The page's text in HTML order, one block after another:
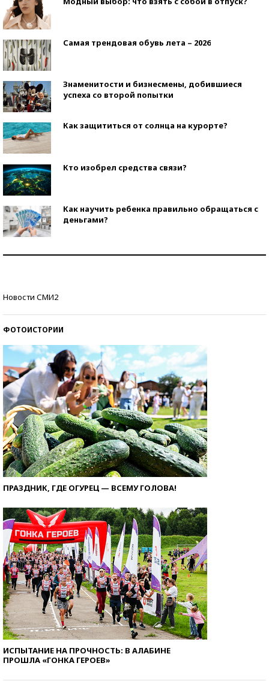
Самая трендовая обувь лета – 2026
Знаменитости и бизнесмены, добившиеся
успеха со второй попытки
Как защититься от солнца на курорте?
Кто изобрел средства связи?
Как научить ребенка правильно обращаться с
деньгами?
Новости СМИ2
ФОТОИСТОРИИ
ПРАЗДНИК, ГДЕ ОГУРЕЦ — ВСЕМУ ГОЛОВА!
ИСПЫТАНИЕ НА ПРОЧНОСТЬ: В АЛАБИНЕ
ПРОШЛА «ГОНКА ГЕРОЕВ»